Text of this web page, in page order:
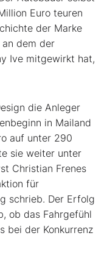
Euro teuren
der Marke
an dem der
Ive mitgewirkt hat,
die Anleger
in Mailand
auf unter 290
sie weiter unter
Christian Frenes
für
schrieb. Der Erfolg
ob das Fahrgefühl
bei der Konkurrenz